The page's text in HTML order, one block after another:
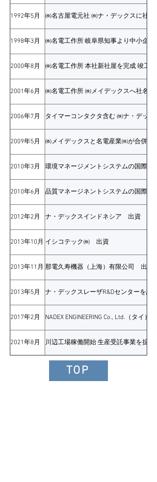
1992年5月 ㈱名古屋電元社 ㈱ナ・デックスに社名
1998年3月 ㈱名電工作所 岐阜県知事より中小企
2000年8月 ㈱名電工作所 本社新社屋を完成 竣工式
2001年6月 ㈱名電工作所 ㈱メイデックスへ社名変更
2006年7月 タイマーコンタクタ含む ㈱ナ・デッ
2009年5月 ㈱メイデックスと名電産業㈱が合併
2010年3月 環境マネージメントシステムの国際規
2010年6月 品質マネージネントシステムの国際規
2012年2月 ナ・デックスインドネシア 出資
2013年10月 イシコテック㈱ 出資
2013年11月 那電久寿機器（上海）有限公司 出資
2013年5月 ナ・デックスレーザR&Dセンターを設立
2017年2月 NADEX ENGINEERING Co., Ltd.（タイ）
2021年8月 川辺工場稼働開始 生産受託事業を拡大
TOP